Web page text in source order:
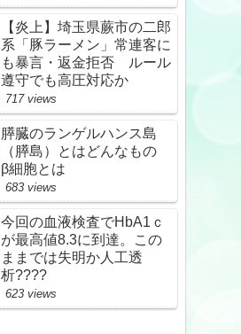
【炎上】埼玉県蕨市の二郎
系「豚ラーメン」常連客に
も暴言・返金拒否 ルール
遵守でも高圧対応か
717 views
膵臓のランゲルハンス島
（膵島）とはどんなもの
β細胞とは
683 views
今回の血液検査でHbA1ｃ
が最高値8.3に到達。この
ままでは失明か人工透
析????
623 views